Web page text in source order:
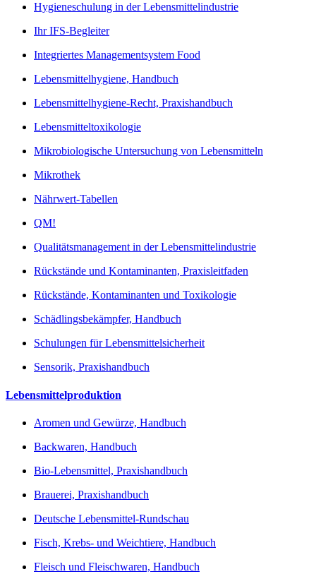
Hygieneschulung in der Lebensmittelindustrie
Ihr IFS-Begleiter
Integriertes Managementsystem Food
Lebensmittelhygiene, Handbuch
Lebensmittelhygiene-Recht, Praxishandbuch
Lebensmitteltoxikologie
Mikrobiologische Untersuchung von Lebensmitteln
Mikrothek
Nährwert-Tabellen
QM!
Qualitätsmanagement in der Lebensmittelindustrie
Rückstände und Kontaminanten, Praxisleitfaden
Rückstände, Kontaminanten und Toxikologie
Schädlingsbekämpfer, Handbuch
Schulungen für Lebensmittelsicherheit
Sensorik, Praxishandbuch
Lebensmittelproduktion
Aromen und Gewürze, Handbuch
Backwaren, Handbuch
Bio-Lebensmittel, Praxishandbuch
Brauerei, Praxishandbuch
Deutsche Lebensmittel-Rundschau
Fisch, Krebs- und Weichtiere, Handbuch
Fleisch und Fleischwaren, Handbuch